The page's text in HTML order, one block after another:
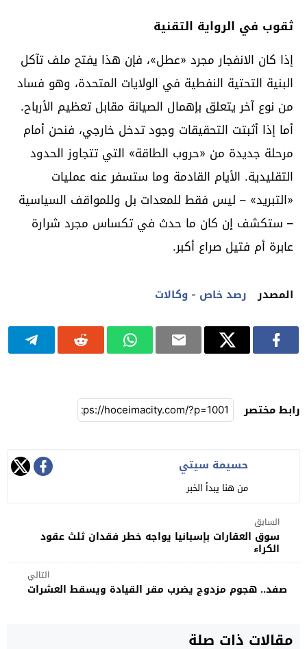
ثقوب في الرواية التقنية
إذا كان الانفجار مجرد «عطل»، فإن هذا يفتح ملف تآكل
البنية التحتية النفطية في الولايات المتحدة، وهو فساد
من نوع آخر يتعلق بإهمال الصيانة مقابل تعظيم الأرباح.
أما إذا أثبتت التحقيقات وجود تدخل خارجي، فنحن أمام
مرحلة جديدة من «حروب الطاقة» التي تتجاوز الحدود
التقليدية. الأيام القادمة وما ستسفر عنه عمليات
«التبريد» – ليس فقط للمعدات بل وللمواقف السياسية
– ستكشف إن كان ما حدث في تكساس مجرد شرارة
عابرة أم فتيل صراع أكبر.
المصدر رصد خاص - وكالات
رابط مختصر
حسيمة سيتي
من هنا يبدأ الخبر
السابق
سوق العقارات بإسبانيا يواجه خطر فقدان ثلث عقود
الكراء
التالي
صفد.. هجوم مزدوج يضرب مقر القيادة ويسقط العشرات
مقالات ذات صلة